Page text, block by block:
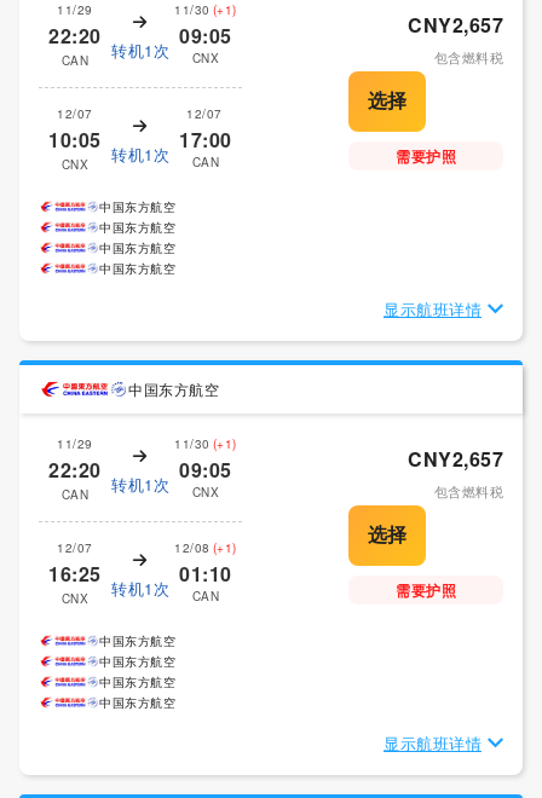
11/29
22:20
CAN 转机1次
11/30 (+1)
09:05
CNX
12/07
10:05
CNX 转机1次
12/07
17:00
CAN
CNY2,657
包含燃料税
需要护照
中国东方航空
中国东方航空
中国东方航空
中国东方航空
显示航班详情
中国东方航空
11/29
22:20
CAN 转机1次
11/30 (+1)
09:05
CNX
12/07
16:25
CNX 转机1次
12/08 (+1)
01:10
CAN
CNY2,657
包含燃料税
需要护照
中国东方航空
中国东方航空
中国东方航空
中国东方航空
显示航班详情